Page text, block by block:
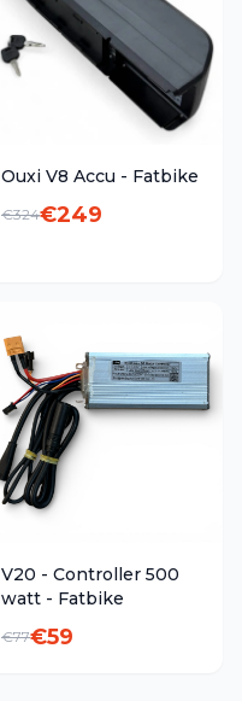
Ouxi V8 Accu - Fatbike
€324€249
V20 - Controller 500
watt - Fatbike
€77€59